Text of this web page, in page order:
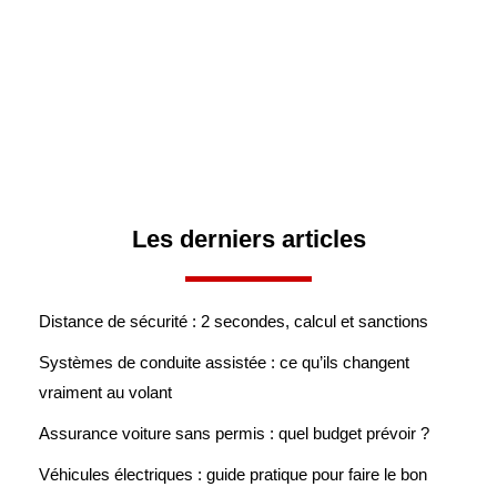
Les derniers articles
Distance de sécurité : 2 secondes, calcul et sanctions
Systèmes de conduite assistée : ce qu’ils changent
vraiment au volant
Assurance voiture sans permis : quel budget prévoir ?
Véhicules électriques : guide pratique pour faire le bon